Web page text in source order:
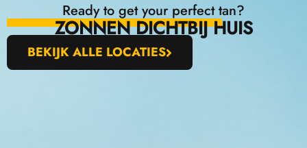
Ready to get your perfect tan?
ZONNEN DICHTBIJ HUIS
BEKIJK ALLE LOCATIES